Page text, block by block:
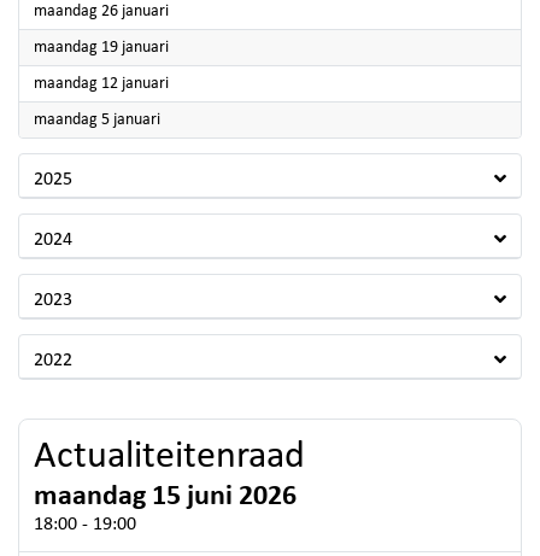
maandag 26 januari2026
maandag 19 januari2026
maandag 12 januari2026
maandag 5 januari2026
2025
2024
2023
2022
Actualiteitenraad
maandag 15 juni 2026
18:00 - 19:00